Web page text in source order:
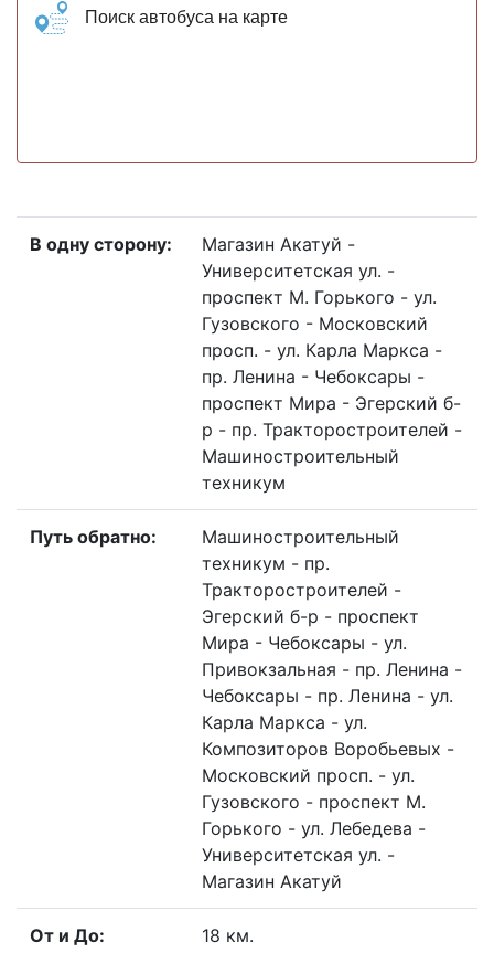
Поиск автобуса на карте
В одну сторону:
Магазин Акатуй -
Университетская ул. -
прoспект М. Горького - ул.
Гузовского - Московский
просп. - ул. Карла Маркса -
пр. Ленина - Чебоксары -
проспект Мира - Эгерский б-
р - пр. Тракторостроителей -
Машиностроительный
техникум
Путь обратно:
Машиностроительный
техникум - пр.
Тракторостроителей -
Эгерский б-р - проспект
Мира - Чебоксары - ул.
Привокзальная - пр. Ленина -
Чебоксары - пр. Ленина - ул.
Карла Маркса - ул.
Композиторов Воробьевых -
Московский просп. - ул.
Гузовского - прoспект М.
Горького - ул. Лебедева -
Университетская ул. -
Магазин Акатуй
От и До: 18 км.